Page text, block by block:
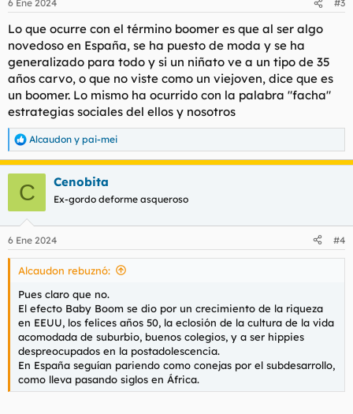
6 Ene 2024 #3
Lo que ocurre con el término boomer es que al ser algo
novedoso en España, se ha puesto de moda y se ha
generalizado para todo y si un niñato ve a un tipo de 35
años carvo, o que no viste como un viejoven, dice que es
un boomer. Lo mismo ha ocurrido con la palabra "facha"
estrategias sociales del ellos y nosotros
R
e
a
e
s
Alcaudon y pai-mei
C Cenobita
Ex-gordo deforme asqueroso
6 Ene 2024 #4
Alcaudon rebuznó:
Pues claro que no.
El efecto Baby Boom se dio por un crecimiento de la riqueza
en EEUU, los felices años 50, la eclosión de la cultura de la vida
acomodada de suburbio, buenos colegios, y a ser hippies
despreocupados en la postadolescencia.
En España seguían pariendo como conejas por el subdesarrollo,
como lleva pasando siglos en África.